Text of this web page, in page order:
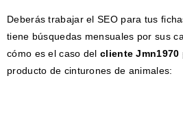
Deberás trabajar el SEO para tus
tiene búsquedas mensuales por sus
cómo es el caso delcliente Jmn1970
producto de cinturones de animales: